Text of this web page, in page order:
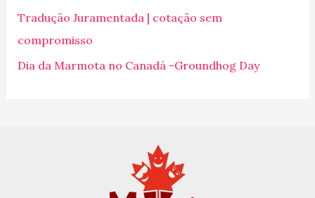
p
o
r
Tradução Juramentada | cotação sem
compromisso
Dia da Marmota no Canadá -Groundhog Day